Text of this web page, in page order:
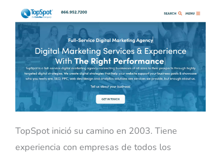
TopSpot inició su camino en 2003. Tiene
experiencia con empresas de todos los